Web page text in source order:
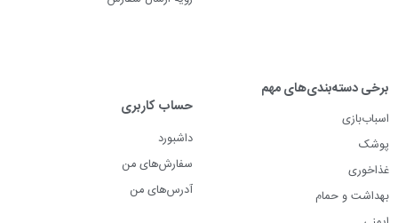
کارترز، بیبی‌فورلایف و ببتو از بهترین برندهای پارچه خشک‌کن نوزاد
هستند.
هنگام خرید پارچه خشک‌کن نوزاد به چه نکاتی توجه
کنی؟
برخی دسته‌بندی‌های مهم
اسباب‌بازی
پوشک
غذاخوری
بهداشت و حمام
حساب کاربری
داشبورد
سفارش‌های من
آدرس‌های من